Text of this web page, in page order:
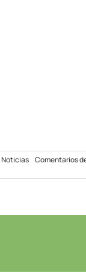
Noticias Comentarios